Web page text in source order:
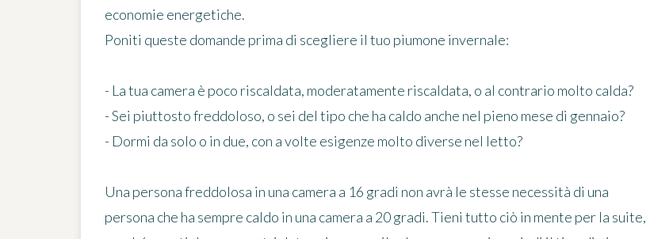
economie energetiche.
Poniti queste domande prima di scegliere il tuo piumone invernale:
- La tua camera è poco riscaldata, moderatamente riscaldata, o al contrario molto calda?
- Sei piuttosto freddoloso, o sei del tipo che ha caldo anche nel pieno mese di gennaio?
- Dormi da solo o in due, con a volte esigenze molto diverse nel letto?
Una persona freddolosa in una camera a 16 gradi non avrà le stesse necessità di una
persona che ha sempre caldo in una camera a 20 gradi. Tieni tutto ciò in mente per la suite,